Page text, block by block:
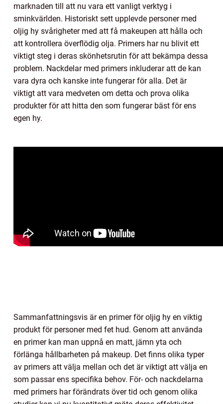
marknaden till att nu vara ett vanligt verktyg i
sminkvärlden. Historiskt sett upplevde personer med
oljig hy svårigheter med att få makeupen att hålla och
att kontrollera överflödig olja. Primers har nu blivit ett
viktigt steg i deras skönhetsrutin för att bekämpa dessa
problem. Nackdelar med primers inkluderar att de kan
vara dyra och kanske inte fungerar för alla. Det är
viktigt att vara medveten om detta och prova olika
produkter för att hitta den som fungerar bäst för ens
egen hy.
Sammanfattningsvis är en primer för oljig hy en viktig
produkt för personer med fet hud. Genom att använda
en primer kan man uppnå en matt, jämn yta och
förlänga hållbarheten på makeup. Det finns olika typer
av primers att välja mellan och det är viktigt att välja en
som passar ens specifika behov. För- och nackdelarna
med primers har förändrats över tid och genom olika